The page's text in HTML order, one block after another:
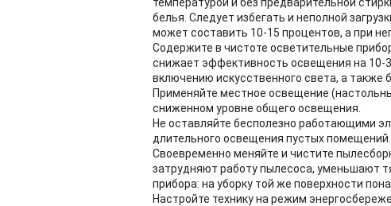
белья. Следует избегать и неполной
может составить 10-15 процентов, а при
Содержите в чистоте осветительные
снижает эффективность освещения на 10-
включению искусственного света, а также
Применяйте местное освещение
сниженном уровне общего освещения.
Не оставляйте бесполезно работающими
длительного освещения пустых помещений.
Своевременно меняйте и чистите
затрудняют работу пылесоса, уменьшают
прибора: на уборку той же поверхности
Настройте технику на режим